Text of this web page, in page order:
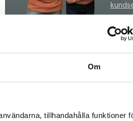
Om
tillhandahålla funktioner